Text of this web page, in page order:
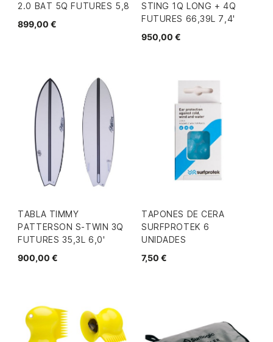
2.0 BAT 5Q FUTURES 5,8
899,00 €
STING 1Q LONG + 4Q
FUTURES 66,39L 7,4'
950,00 €
TABLA TIMMY
PATTERSON S-TWIN 3Q
FUTURES 35,3L 6,0'
900,00 €
TAPONES DE CERA
SURFPROTEK 6
UNIDADES
7,50 €